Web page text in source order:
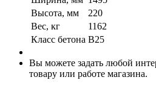
Высота, мм
220
Вес, кг
1162
Класс бетона B25
Вы можете задать любой
товару или работе магазина.